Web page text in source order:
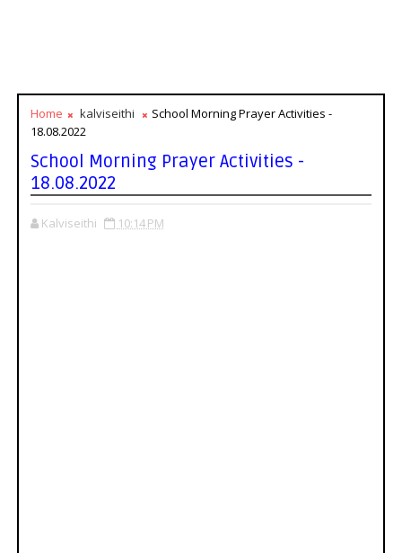
Home kalviseithi
School Morning Prayer Activities -
18.08.2022
School Morning Prayer Activities -
18.08.2022
Kalviseithi 10:14 PM